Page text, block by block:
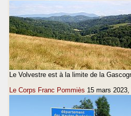
Le Volvestre est à la limite de la
Le Corps Franc Pommiès 15 mars 2023